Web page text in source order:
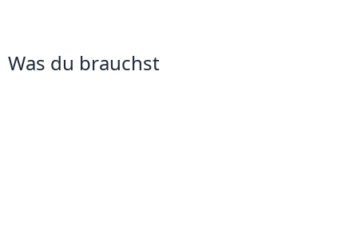
Was du brauchst